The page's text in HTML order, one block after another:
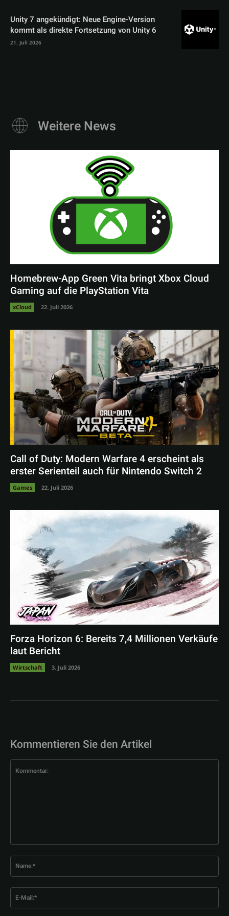
Unity 7 angekündigt: Neue Engine-Version
kommt als direkte Fortsetzung von Unity 6
21. Juli 2026
Weitere News
Homebrew-App Green Vita bringt Xbox Cloud
Gaming auf die PlayStation Vita
xCloud 22. Juli 2026
Call of Duty: Modern Warfare 4 erscheint als
erster Serienteil auch für Nintendo Switch 2
Games 22. Juli 2026
Forza Horizon 6: Bereits 7,4 Millionen Verkäufe
laut Bericht
Wirtschaft 3. Juli 2026
Kommentieren Sie den Artikel